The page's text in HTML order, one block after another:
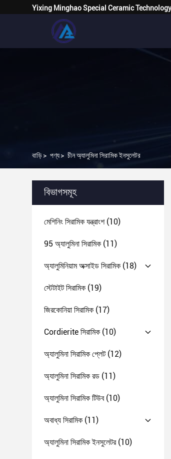
Yixing Minghao Special Ceramic
বাড়ি> পণ্য> চীন অ্যালুমিনা সিরামিক ইনসুলেটর
বিভাগসমূহ
মেশিনিং সিরামিক যন্ত্রাংশ(10)
95 অ্যালুমিনা সিরামিক (11)
অ্যালুমিনিয়াম অক্সাইড সিরামিক (18)
স্টেটাইট সিরামিক (19)
জিরকোনিয়া সিরামিক (17)
Cordierite সিরামিক (10)
অ্যালুমিনা সিরামিক প্লেট(12)
অ্যালুমিনা সিরামিক রড (11)
অ্যালুমিনা সিরামিক টিউব(10)
অবাধ্য সিরামিক (11)
অ্যালুমিনা সিরামিক ইনসুলেটর(10)